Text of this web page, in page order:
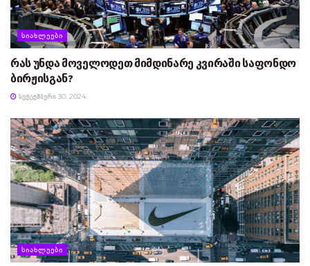
ᲡᲘᲐᲮᲚᲔᲔᲑᲘ
რას უნდა მოველოდეთ მიმდინარე კვირაში საფონდო
ბირჟისგან?
ᲡᲔᲥᲢᲔᲛᲑᲔᲠᲘ 30, 2024
ᲡᲘᲐᲮᲚᲔᲔᲑᲘ